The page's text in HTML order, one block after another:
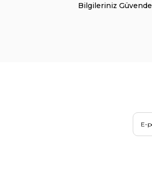
Bilgileriniz Güvende